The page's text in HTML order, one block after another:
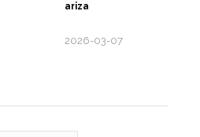
ariza
2026-03-07